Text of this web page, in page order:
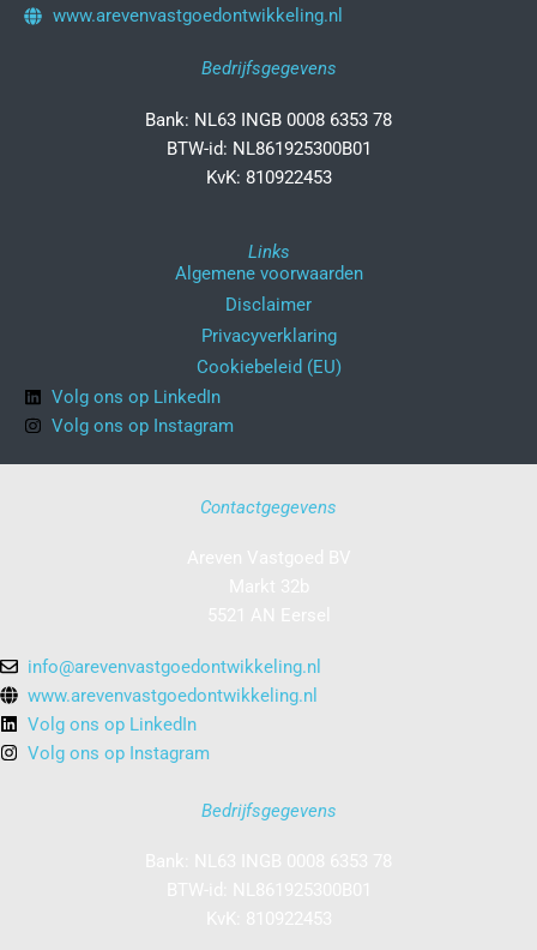
www.arevenvastgoedontwikkeling.nl
Bedrijfsgegevens
Bank: NL63 INGB 0008 6353 78
BTW-id: NL861925300B01
KvK: 810922453
Links
Algemene voorwaarden
Disclaimer
Privacyverklaring
Cookiebeleid (EU)
Volg ons op LinkedIn
Volg ons op Instagram
Contactgegevens
info@arevenvastgoedontwikkeling.nl
www.arevenvastgoedontwikkeling.nl
Volg ons op LinkedIn
Volg ons op Instagram
Bedrijfsgegevens